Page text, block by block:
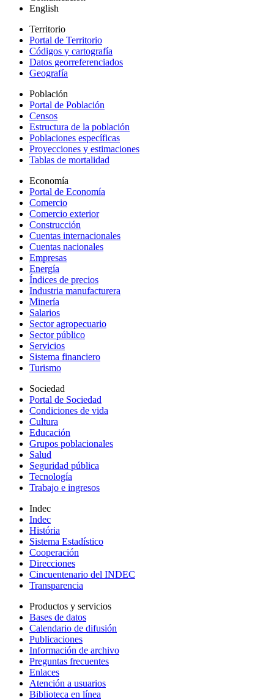
English
Territorio
Portal de Territorio
Códigos y cartografía
Datos georreferenciados
Geografía
Población
Portal de Población
Censos
Estructura de la población
Poblaciones específicas
Proyecciones y estimaciones
Tablas de mortalidad
Economía
Portal de Economía
Comercio
Comercio exterior
Construcción
Cuentas internacionales
Cuentas nacionales
Empresas
Energía
Índices de precios
Industria manufacturera
Minería
Salarios
Sector agropecuario
Sector público
Servicios
Sistema financiero
Turismo
Sociedad
Portal de Sociedad
Condiciones de vida
Cultura
Educación
Grupos poblacionales
Salud
Seguridad pública
Tecnología
Trabajo e ingresos
Indec
Indec
História
Sistema Estadístico
Cooperación
Direcciones
Cincuentenario del INDEC
Transparencia
Productos y servicios
Bases de datos
Calendario de difusión
Publicaciones
Información de archivo
Preguntas frecuentes
Enlaces
Atención a usuarios
Biblioteca en línea